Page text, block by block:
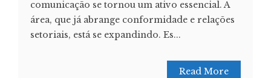
comunicação se tornou um ativo essencial. A
área, que já abrange conformidade e relações
setoriais, está se expandindo. Es...
Read More